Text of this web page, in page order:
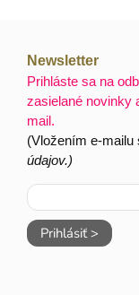
Newsletter
Prihláste sa na
zasielané novinky
mail.
(Vložením e-
údajov.)
Prihlásiť >